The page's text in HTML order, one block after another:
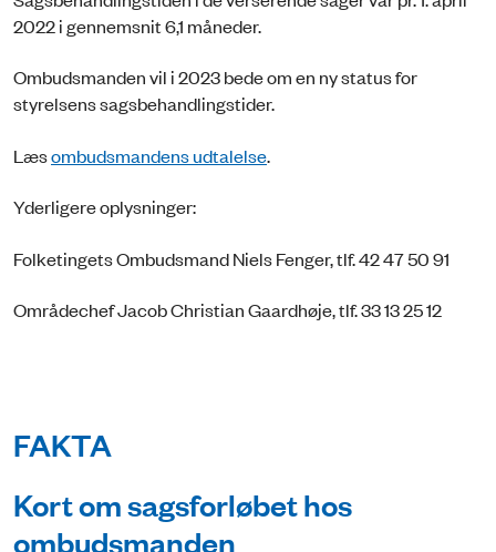
2022 i gennemsnit 6,1 måneder.
Ombudsmanden vil i 2023 bede om en ny status for
styrelsens sagsbehandlingstider.
Læsombudsmandens udtalelse.
Yderligere oplysninger:
Folketingets Ombudsmand Niels Fenger, tlf. 42 47 50 91
Områdechef Jacob Christian Gaardhøje, tlf. 33 13 25 12
FAKTA
Kort om sagsforløbet hos
ombudsmanden